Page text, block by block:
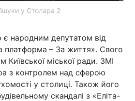
у Столара 2
є народним депутатом від
платформа – За життя». Свого
Київської міської ради. ЗМІ
з контролем над сферою
у столиці. Також його
скандалі з «Еліта-